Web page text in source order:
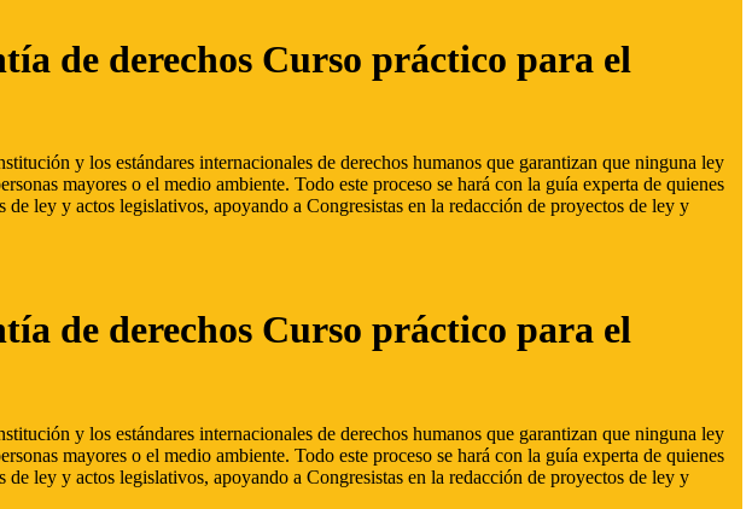
de derechos Curso práctico para el
y los estándares internacionales de derechos humanos que garantizan que ninguna ley
mayores o el medio ambiente. Todo este proceso se hará con la guía experta de quienes
ley y actos legislativos, apoyando a Congresistas en la redacción de proyectos de ley y
de derechos Curso práctico para el
y los estándares internacionales de derechos humanos que garantizan que ninguna ley
mayores o el medio ambiente. Todo este proceso se hará con la guía experta de quienes
ley y actos legislativos, apoyando a Congresistas en la redacción de proyectos de ley y